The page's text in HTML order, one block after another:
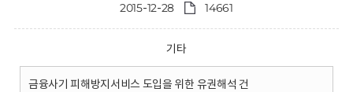
2015-12-28 14661
기타
금융사기 피해방지서비스 도입을 위한 유권해석 건